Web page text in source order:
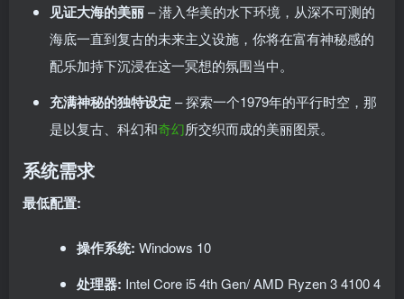
见证大海的美丽– 潜入华美的水下环境，从深不可测的
海底一直到复古的未来主义设施，你将在富有神秘感的
配乐加持下沉浸在这一冥想的氛围当中。
充满神秘的独特设定 – 探索一个1979年的平行时空，那
是以复古、科幻和奇幻所交织而成的美丽图景。
系统需求
最低配置:
操作系统: Windows 10
处理器: Intel Core i5 4th Gen/ AMD Ryzen 3 4100 4